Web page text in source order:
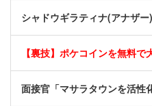
シャドウギラティナ(アナザ
【裏技】ポケコインを無料
面接官「マサラタウンを活性